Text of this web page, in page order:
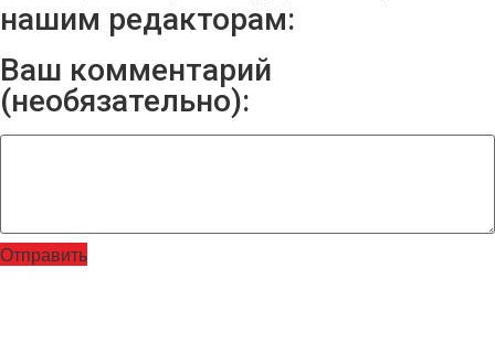
нашим редакторам:
Ваш комментарий
(необязательно):
Отправить